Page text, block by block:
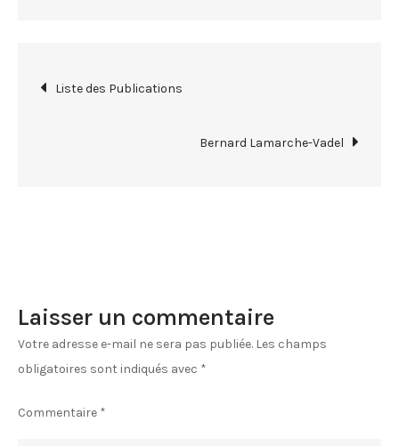
Navigation
Liste des Publications
Bernard Lamarche-Vadel
Laisser un commentaire
Votre adresse e-mail ne sera pas publiée. Les champs
obligatoires sont indiqués avec *
Commentaire *